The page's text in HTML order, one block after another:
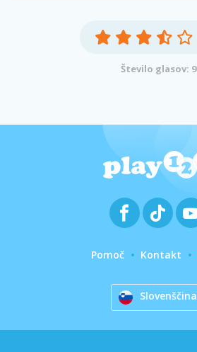
Število glasov: 9
Pomoč Kontakt
Slovenščina